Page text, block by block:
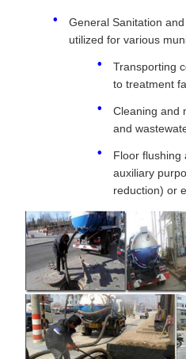
General Sanitation
utilized for various
Transporting
to treatment
Cleaning and
and
Floor flushing
auxiliary
reduction) or